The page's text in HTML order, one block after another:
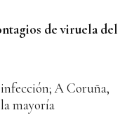
de viruela del
A Coruña,
mayoría